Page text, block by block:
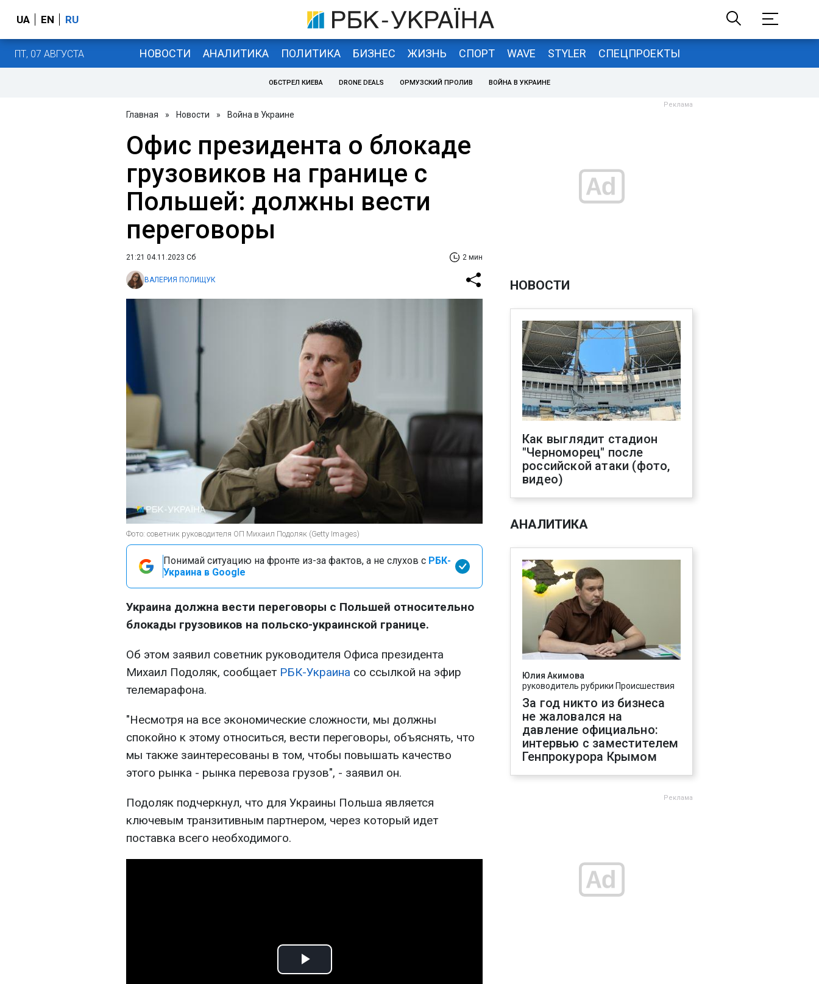
UA EN RU
ПТ, 07 АВГУСТА НОВОСТИ АНАЛИТИКА ПОЛИТИКА БИЗНЕС ЖИЗНЬ СПОРТ WAVE STYLER СПЕЦПРОЕКТЫ
ОБСТРЕЛ КИЕВА DRONE DEALS ОРМУЗСКИЙ ПРОЛИВ ВОЙНА В УКРАИНЕ
Главная » Новости » Война в Украине
Офис президента о блокаде
грузовиков на границе с
Польшей: должны вести
переговоры
21:21 04.11.2023 Сб 2 мин
ВАЛЕРИЯ ПОЛИЩУК
Фото: советник руководителя ОП Михаил Подоляк (Getty Images)
Понимай ситуацию на фронте из-за фактов, а не слухов с РБК-
Украина в Google
Украина должна вести переговоры с Польшей относительно
блокады грузовиков на польско-украинской границе.
Об этом заявил советник руководителя Офиса президента
Михаил Подоляк, сообщает РБК-Украина со ссылкой на эфир
телемарафона.
"Несмотря на все экономические сложности, мы должны
спокойно к этому относиться, вести переговоры, объяснять, что
мы также заинтересованы в том, чтобы повышать качество
этого рынка - рынка перевоза грузов", - заявил он.
Подоляк подчеркнул, что для Украины Польша является
ключевым транзитивным партнером, через который идет
поставка всего необходимого.
Play
НОВОСТИ
Как выглядит стадион
"Черноморец" после
российской атаки (фото,
видео)
АНАЛИТИКА
Юлия Акимова
руководитель рубрики Происшествия
За год никто из бизнеса
не жаловался на
давление официально:
интервью с заместителем
Генпрокурора Крымом